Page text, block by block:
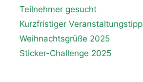
Teilnehmer gesucht
Kurzfristiger Veranstaltungstipp
Weihnachtsgrüße 2025
Sticker-Challenge 2025